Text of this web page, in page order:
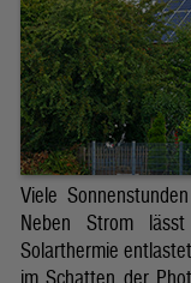
Viele
Neben Strom
Solarthermie
im Schatten der